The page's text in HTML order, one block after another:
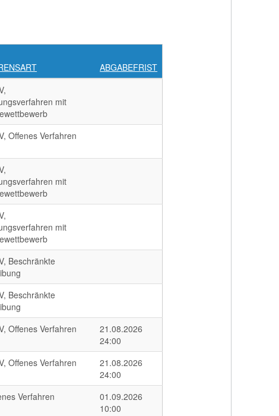
ABGABEFRIST
mit
Offenes Verfahren
mit
mit
Beschränkte
Beschränkte
Offenes Verfahren
21.08.2026
24:00
Offenes Verfahren
21.08.2026
24:00
Verfahren
01.09.2026
10:00